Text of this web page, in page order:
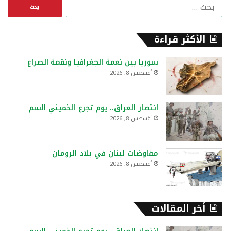
ن
الأكثر قراءة
سوريا بين نعمة الجغرافيا ونقمة الصراع
أغسطس 8, 2026
انتصار العراق.. يوم تجرع الخميني السم
أغسطس 8, 2026
مفاوضات لبنان في بلاد الرومان
أغسطس 8, 2026
أخر المقالات